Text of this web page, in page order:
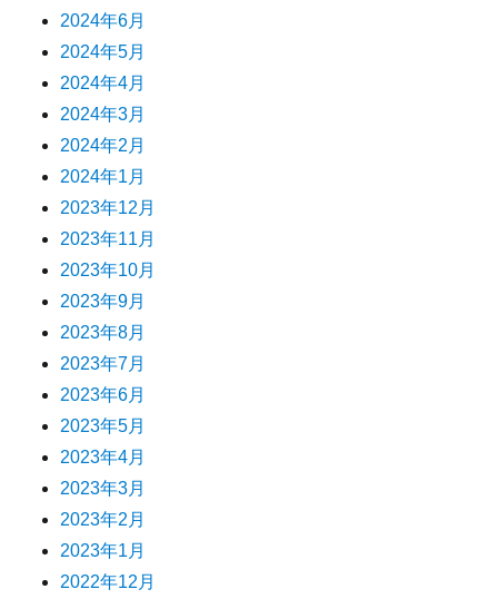
2024年6月
2024年5月
2024年4月
2024年3月
2024年2月
2024年1月
2023年12月
2023年11月
2023年10月
2023年9月
2023年8月
2023年7月
2023年6月
2023年5月
2023年4月
2023年3月
2023年2月
2023年1月
2022年12月